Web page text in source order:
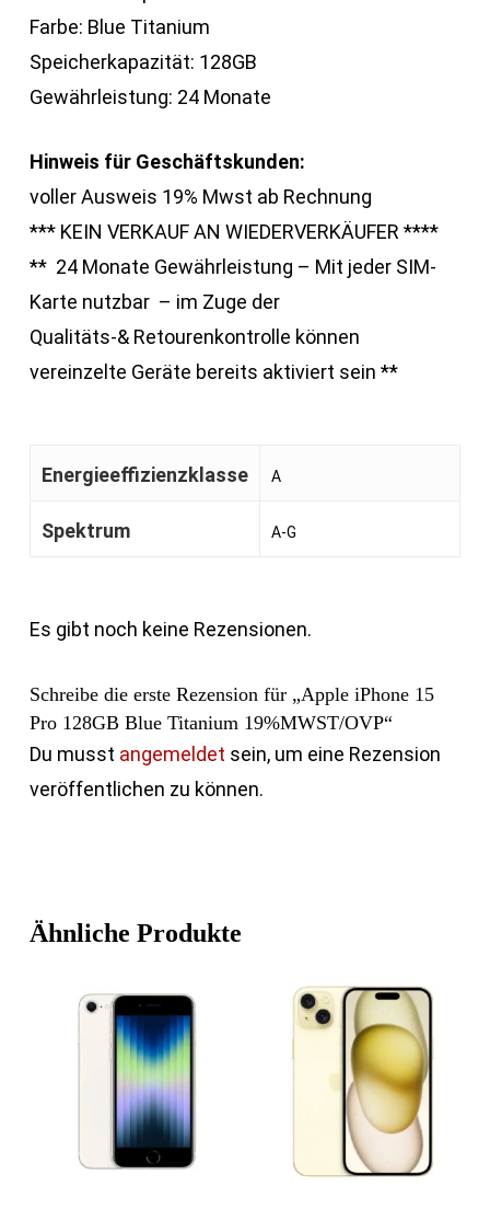
Farbe: Blue Titanium
Speicherkapazität: 128GB
Gewährleistung: 24 Monate
Hinweis für Geschäftskunden:
voller Ausweis 19% Mwst ab Rechnung
*** KEIN VERKAUF AN WIEDERVERKÄUFER ****
** 24 Monate Gewährleistung – Mit jeder SIM-
Karte nutzbar – im Zuge der
Qualitäts-& Retourenkontrolle können
vereinzelte Geräte bereits aktiviert sein **
Energieeffizienzklasse A
Spektrum A-G
Es gibt noch keine Rezensionen.
Schreibe die erste Rezension für „Apple iPhone 15
Pro 128GB Blue Titanium 19%MWST/OVP“
Du musst angemeldet sein, um eine Rezension
veröffentlichen zu können.
Ähnliche Produkte